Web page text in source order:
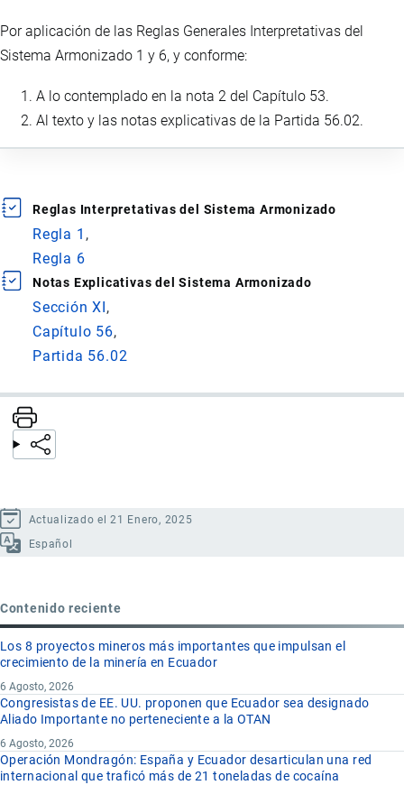
Por aplicación de las Reglas Generales Interpretativas del
Sistema Armonizado 1 y 6, y conforme:
A lo contemplado en la nota 2 del Capítulo 53.
Al texto y las notas explicativas de la Partida 56.02.
Reglas Interpretativas del Sistema Armonizado
Regla 1
Regla 6
Notas Explicativas del Sistema Armonizado
Sección XI
Capítulo 56
Partida 56.02
Actualizado el 21 Enero, 2025
Español
Contenido reciente
Los 8 proyectos mineros más importantes que impulsan el
crecimiento de la minería en Ecuador
6 Agosto, 2026
Congresistas de EE. UU. proponen que Ecuador sea designado
Aliado Importante no perteneciente a la OTAN
6 Agosto, 2026
Operación Mondragón: España y Ecuador desarticulan una red
internacional que traficó más de 21 toneladas de cocaína